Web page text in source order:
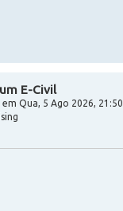
E-Civil
em Qua, 5 Ago 2026, 21:50